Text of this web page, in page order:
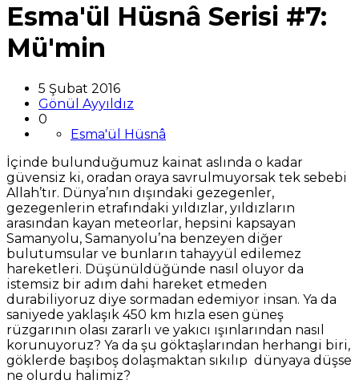
Esma'ül Hüsnâ Serisi #7:
Mü'min
5 Şubat 2016
Gönül Ayyıldız
0
Esma'ül Hüsnâ
İçinde bulunduğumuz kainat aslında o kadar
güvensiz ki, oradan oraya savrulmuyorsak tek sebebi
Allah’tır. Dünya’nın dışındaki gezegenler,
gezegenlerin etrafındaki yıldızlar, yıldızların
arasından kayan meteorlar, hepsini kapsayan
Samanyolu, Samanyolu’na benzeyen diğer
bulutumsular ve bunların tahayyül edilemez
hareketleri. Düşünüldüğünde nasıl oluyor da
istemsiz bir adım dahi hareket etmeden
durabiliyoruz diye sormadan edemiyor insan. Ya da
saniyede yaklaşık 450 km hızla esen güneş
rüzgarının olası zararlı ve yakıcı ışınlarından nasıl
korunuyoruz? Ya da şu göktaşlarından herhangi biri,
göklerde başıboş dolaşmaktan sıkılıp dünyaya düşse
ne olurdu halimiz?